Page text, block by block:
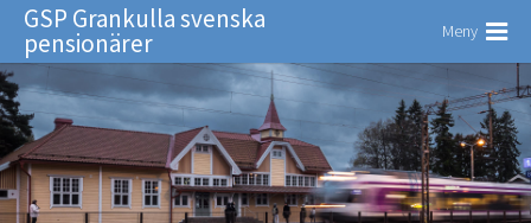
GSP Grankulla svenska
pensionärer Meny